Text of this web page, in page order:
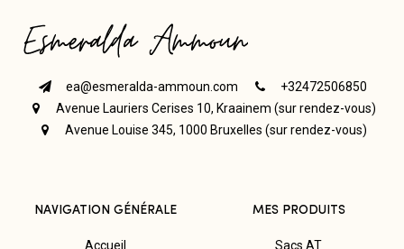
ea@esmeralda-ammoun.com
+32472506850
Avenue Lauriers Cerises 10, Kraainem (sur rendez-vous)
Avenue Louise 345, 1000 Bruxelles (sur rendez-vous)
NAVIGATION GÉNÉRALE
Accueil
MES PRODUITS
Sacs AT